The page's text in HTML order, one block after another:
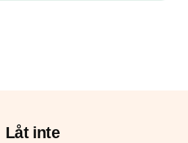
Låt inte